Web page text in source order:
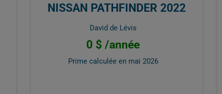
NISSAN PATHFINDER 2022
David de Lévis
0 $ /année
Prime calculée en mai 2026